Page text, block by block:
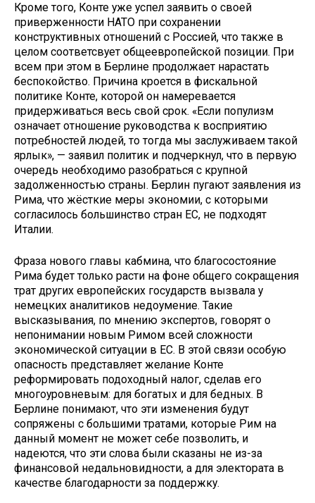
Кроме того, Конте уже успел заявить о своей
приверженности НАТО при сохранении
конструктивных отношений с Россией, что также в
целом соответсвует общеевропейской позиции. При
всем при этом в Берлине продолжает нарастать
беспокойство. Причина кроется в фискальной
политике Конте, которой он намеревается
придерживаться весь свой срок. «Если популизм
означает отношение руководства к восприятию
потребностей людей, то тогда мы заслуживаем такой
ярлык», — заявил политик и подчеркнул, что в первую
очередь необходимо разобраться с крупной
задолженностью страны. Берлин пугают заявления из
Рима, что жёсткие меры экономии, с которыми
согласилось большинство стран ЕС, не подходят
Италии.
Фраза нового главы кабмина, что благосостояние
Рима будет только расти на фоне общего сокращения
трат других европейских государств вызвала у
немецких аналитиков недоумение. Такие
высказывания, по мнению экспертов, говорят о
непонимании новым Римом всей сложности
экономической ситуации в ЕС. В этой связи особую
опасность представляет желание Конте
реформировать подоходный налог, сделав его
многоуровневым: для богатых и для бедных. В
Берлине понимают, что эти изменения будут
сопряжены с большими тратами, которые Рим на
данный момент не может себе позволить, и
надеются, что эти слова были сказаны не из-за
финансовой недальновидности, а для электората в
качестве благодарности за поддержку.